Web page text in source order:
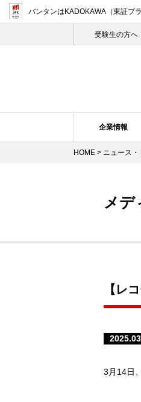
バンタンはKADOKAWA（東証プ
受験生の⽅へ
企業情報
HOME > ニュース・
メデ
【レ
3月14日